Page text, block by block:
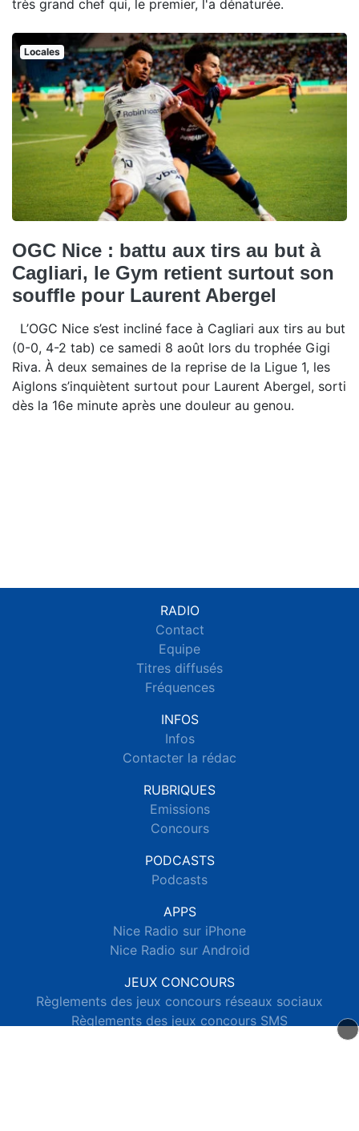
très grand chef qui, le premier, l'a dénaturée.
Locales
OGC Nice : battu aux tirs au but à
Cagliari, le Gym retient surtout son
souffle pour Laurent Abergel
L’OGC Nice s’est incliné face à Cagliari aux tirs au but
(0-0, 4-2 tab) ce samedi 8 août lors du trophée Gigi
Riva. À deux semaines de la reprise de la Ligue 1, les
Aiglons s’inquiètent surtout pour Laurent Abergel, sorti
dès la 16e minute après une douleur au genou.
RADIO
Contact
Equipe
Titres diffusés
Fréquences
INFOS
Infos
Contacter la rédac
RUBRIQUES
Emissions
Concours
PODCASTS
Podcasts
APPS
Nice Radio sur iPhone
Nice Radio sur Android
JEUX CONCOURS
Règlements des jeux concours réseaux sociaux
Règlements des jeux concours SMS